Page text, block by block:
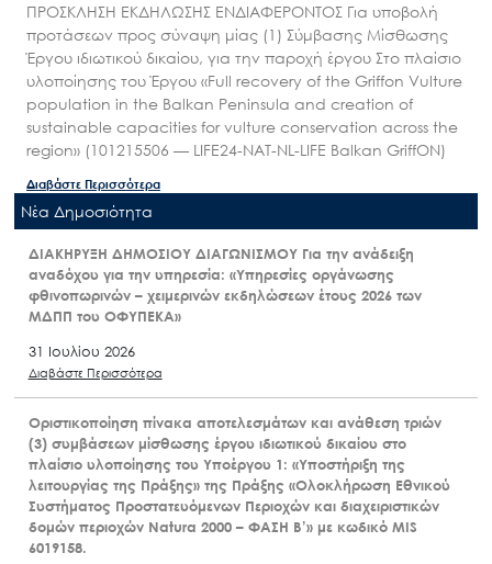
ΠΡΟΣΚΛΗΣΗ ΕΚΔΗΛΩΣΗΣ ΕΝΔΙΑΦΕΡΟΝΤΟΣ Για υποβολή
προτάσεων προς σύναψη μίας (1) Σύμβασης Μίσθωσης
Έργου ιδιωτικού δικαίου, για την παροχή έργου Στο πλαίσιο
υλοποίησης του Έργου «Full recovery of the Griffon Vulture
population in the Balkan Peninsula and creation of
sustainable capacities for vulture conservation across the
region» (101215506 — LIFE24-NAT-NL-LIFE Balkan GriffON)
Διαβάστε Περισσότερα
Nέα Δημοσιότητα
ΔΙΑΚΗΡΥΞΗ ΔΗΜΟΣΙΟΥ ΔΙΑΓΩΝΙΣΜΟΥ Για την ανάδειξη
αναδόχου για την υπηρεσία: «Υπηρεσίες οργάνωσης
φθινοπωρινών – χειμερινών εκδηλώσεων έτους 2026 των
ΜΔΠΠ του ΟΦΥΠΕΚΑ»
31 Ιουλίου 2026
Διαβάστε Περισσότερα
Οριστικοποίηση πίνακα αποτελεσμάτων και ανάθεση τριών
(3) συμβάσεων μίσθωσης έργου ιδιωτικού δικαίου στο
πλαίσιο υλοποίησης του Υποέργου 1: «Υποστήριξη της
λειτουργίας της Πράξης» της Πράξης «Ολοκλήρωση Εθνικού
Συστήματος Προστατευόμενων Περιοχών και διαχειριστικών
δομών περιοχών Natura 2000 – ΦΑΣΗ Β’» με κωδικό MIS
6019158.